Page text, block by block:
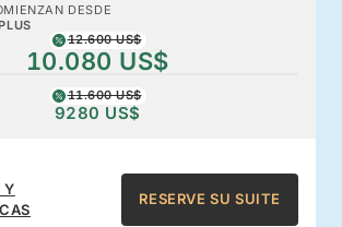
DESDE
12.600 US$
10.080 US$
11.600 US$
9280 US$
Y
RESERVE SU SUITE